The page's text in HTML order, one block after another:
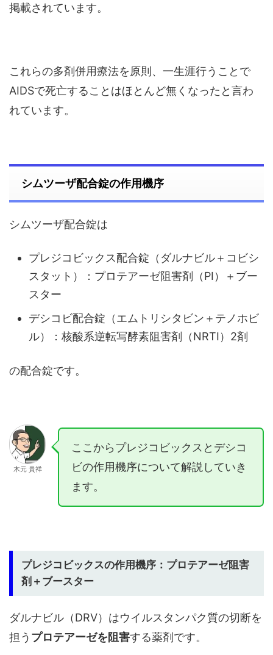
掲載されています。
これらの多剤併用療法を原則、一生涯行うことで
AIDSで死亡することはほとんど無くなったと言わ
れています。
シムツーザ配合錠の作用機序
シムツーザ配合錠は
プレジコビックス配合錠（ダルナビル＋コビシ
スタット）：プロテアーゼ阻害剤（PI）＋ブー
スター
デシコビ配合錠（エムトリシタビン＋テノホビ
ル）：核酸系逆転写酵素阻害剤（NRTI）2剤
の配合錠です。
木元 貴祥
ここからプレジコビックスとデシコ
ビの作用機序について解説していき
ます。
プレジコビックスの作用機序：プロテアーゼ阻害
剤＋ブースター
ダルナビル（DRV）はウイルスタンパク質の切断を
担う プロテアーゼを阻害する薬剤です。